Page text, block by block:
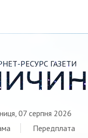
РЕСУРС ГАЗЕТИ
07 серпня 2026
Передплата